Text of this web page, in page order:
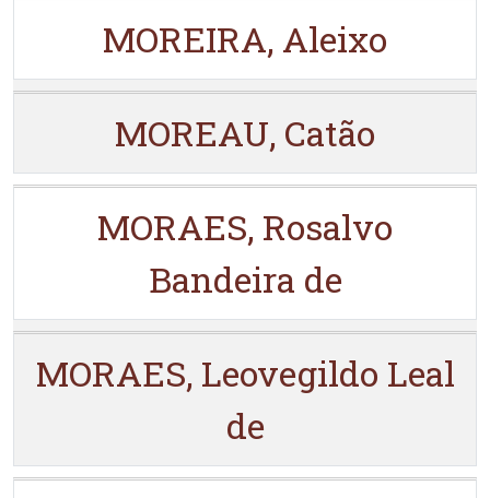
MOREIRA, Aleixo
MOREAU, Catão
MORAES, Rosalvo
Bandeira de
MORAES, Leovegildo Leal
de